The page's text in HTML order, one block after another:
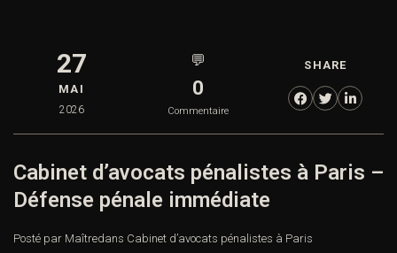
27
MAI
2026
💬
0
Commentaire
SHARE
Cabinet d’avocats pénalistes à Paris –
Défense pénale immédiate
Posté par Maîtredans Cabinet d’avocats pénalistes à Paris